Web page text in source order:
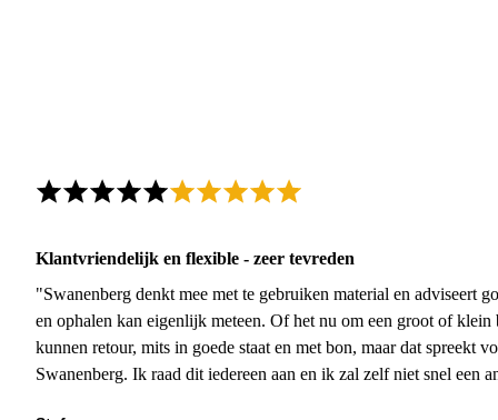
Klantvriendelijk en flexible - zeer tevreden
"Swanenberg denkt mee met te gebruiken material en adviseert
en ophalen kan eigenlijk meteen. Of het nu om een groot of
kunnen retour, mits in goede staat en met bon, maar dat spreekt
Swanenberg. Ik raad dit iedereen aan en ik zal zelf niet snel een